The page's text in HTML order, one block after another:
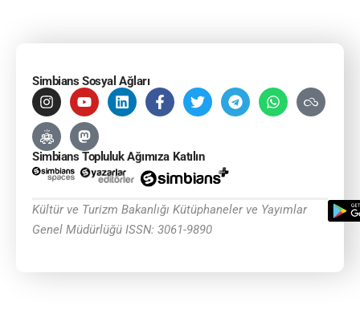
Simbians Sosyal Ağları
Simbians Topluluk Ağımıza Katılın
Kültür ve Turizm Bakanlığı Kütüphaneler ve Yayımlar
Genel Müdürlüğü ISSN: 3061-9890